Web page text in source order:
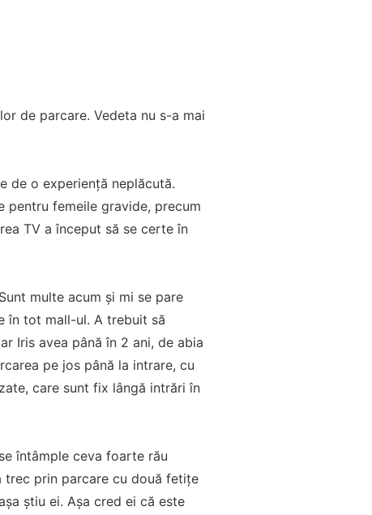
de parcare. Vedeta nu s-a mai
de o experiență neplăcută.
pentru femeile gravide, precum
TV a început să se certe în
multe acum și mi se pare
în tot mall-ul. A trebuit să
Iris avea până în 2 ani, de abia
pe jos până la intrare, cu
care sunt fix lângă intrări în
întâmple ceva foarte rău
prin parcare cu două fetițe
știu ei. Așa cred ei că este